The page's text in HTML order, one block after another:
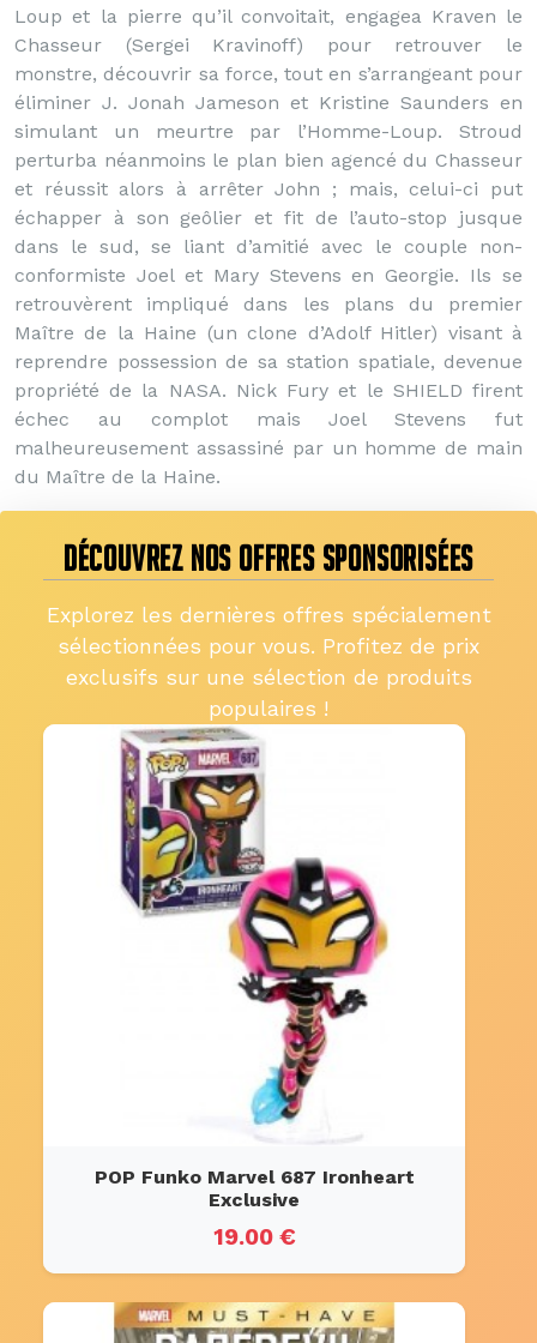
Loup et la pierre qu’il convoitait, engagea Kraven le
Chasseur (Sergei Kravinoff) pour retrouver le
monstre, découvrir sa force, tout en s’arrangeant pour
éliminer J. Jonah Jameson et Kristine Saunders en
simulant un meurtre par l’Homme-Loup. Stroud
perturba néanmoins le plan bien agencé du Chasseur
et réussit alors à arrêter John ; mais, celui-ci put
échapper à son geôlier et fit de l’auto-stop jusque
dans le sud, se liant d’amitié avec le couple non-
conformiste Joel et Mary Stevens en Georgie. Ils se
retrouvèrent impliqué dans les plans du premier
Maître de la Haine (un clone d’Adolf Hitler) visant à
reprendre possession de sa station spatiale, devenue
propriété de la NASA. Nick Fury et le SHIELD firent
échec au complot mais Joel Stevens fut
malheureusement assassiné par un homme de main
du Maître de la Haine.
DÉCOUVREZ NOS OFFRES SPONSORISÉES
Explorez les dernières offres spécialement
sélectionnées pour vous. Profitez de prix
exclusifs sur une sélection de produits
populaires !
POP Funko Marvel 687 Ironheart
Exclusive
19.00 €